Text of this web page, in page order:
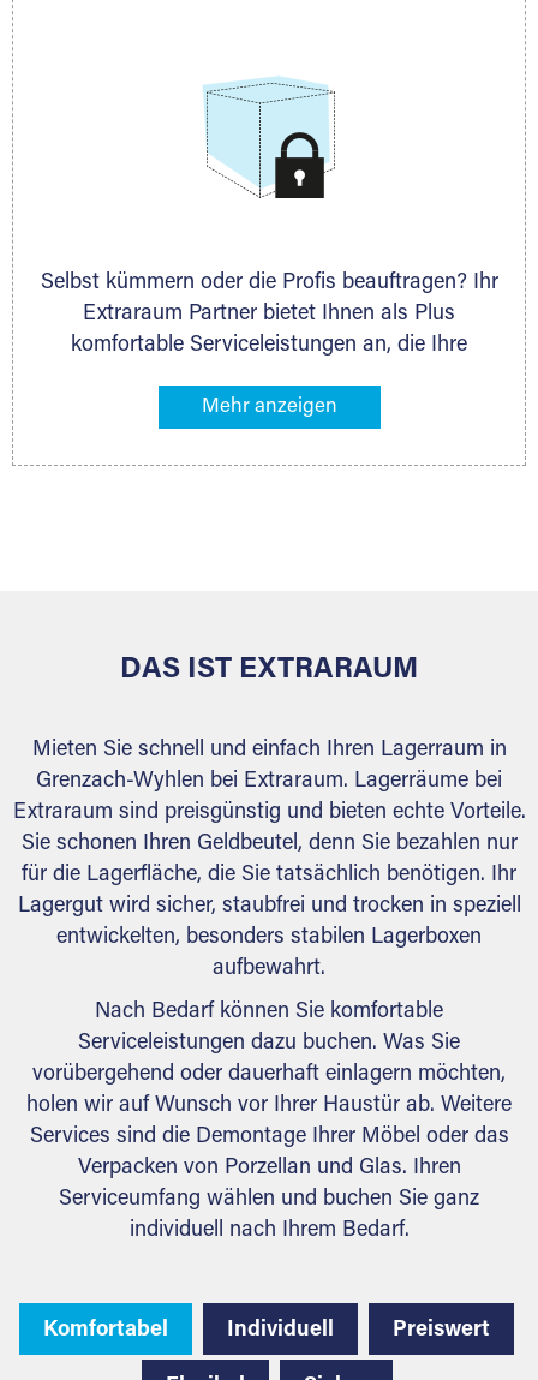
Selbst kümmern oder die Profis beauftragen? Ihr
Extraraum Partner bietet Ihnen als Plus
komfortable Serviceleistungen an, die Ihre
gehören z. B. Verpackungsservice, Lieferung von
Ihr Lagergut wird bei Ihrem Extraraum Partner
DAS IST EXTRARAUM
Mieten Sie schnell und einfach Ihren Lagerraum in
Grenzach-Wyhlen bei Extraraum. Lagerräume bei
Extraraum sind preisgünstig und bieten echte Vorteile.
Sie schonen Ihren Geldbeutel, denn Sie bezahlen nur
für die Lagerfläche, die Sie tatsächlich benötigen. Ihr
Lagergut wird sicher, staubfrei und trocken in speziell
entwickelten, besonders stabilen Lagerboxen
aufbewahrt.
Nach Bedarf können Sie komfortable
Serviceleistungen dazu buchen. Was Sie
vorübergehend oder dauerhaft einlagern möchten,
holen wir auf Wunsch vor Ihrer Haustür ab. Weitere
Services sind die Demontage Ihrer Möbel oder das
Verpacken von Porzellan und Glas. Ihren
Serviceumfang wählen und buchen Sie ganz
individuell nach Ihrem Bedarf.
Komfortabel Individuell Preiswert